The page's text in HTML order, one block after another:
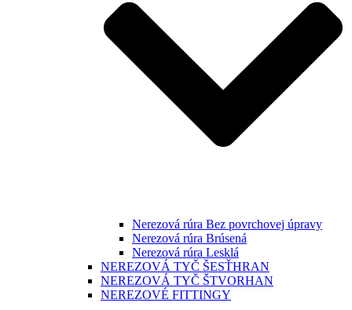
Nerezová rúra Bez povrchovej úpravy
Nerezová rúra Brúsená
Nerezová rúra Lesklá
NEREZOVÁ TYČ ŠESŤHRAN
NEREZOVÁ TYČ ŠTVORHAN
NEREZOVÉ FITTINGY